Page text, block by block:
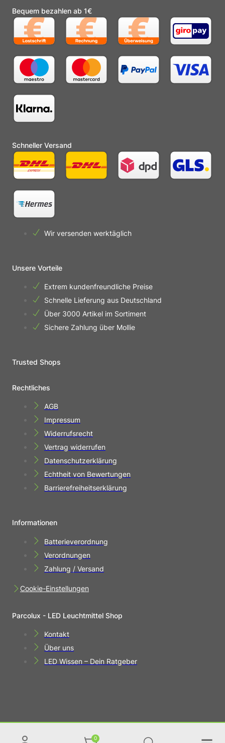
0
Bequem bezahlen ab 1€
Schneller Versand
Wir versenden werktäglich
Unsere Vorteile
Extrem kundenfreundliche Preise
Schnelle Lieferung aus Deutschland
Über 3000 Artikel im Sortiment
Sichere Zahlung über Mollie
Trusted Shops
Rechtliches
AGB
Impressum
Widerrufsrecht
Vertrag widerrufen
Datenschutzerklärung
Echtheit von Bewertungen
Barrierefreiheitserklärung
Informationen
Batterieverordnung
Verordnungen
Zahlung / Versand
Cookie-Einstellungen
Parcolux - LED Leuchtmittel Shop
Kontakt
Über uns
LED Wissen – Dein Ratgeber